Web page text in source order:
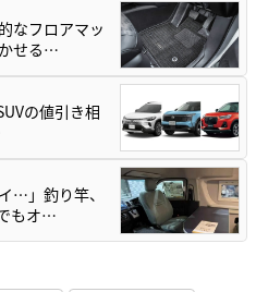
なフロアマッ
せる…
の値引き相
…」釣り竿、
もオ…